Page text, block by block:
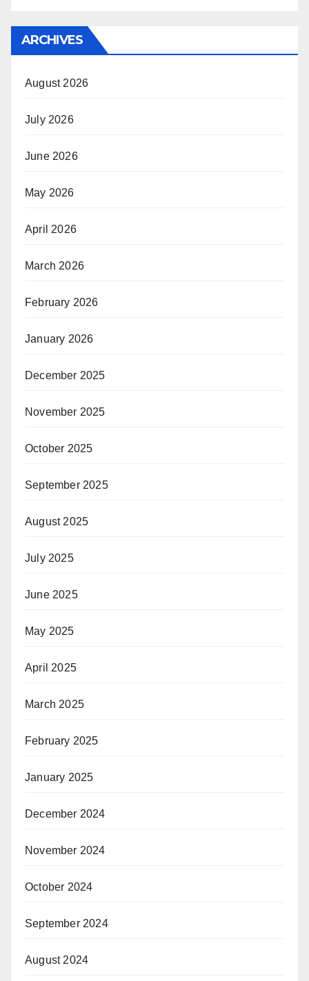
ARCHIVES
August 2026
July 2026
June 2026
May 2026
April 2026
March 2026
February 2026
January 2026
December 2025
November 2025
October 2025
September 2025
August 2025
July 2025
June 2025
May 2025
April 2025
March 2025
February 2025
January 2025
December 2024
November 2024
October 2024
September 2024
August 2024